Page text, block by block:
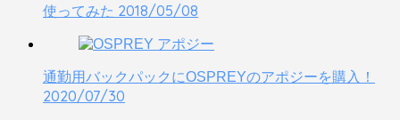
使ってみた 2018/05/08
通勤用バックパックにOSPREYのアポジーを購入！
2020/07/30